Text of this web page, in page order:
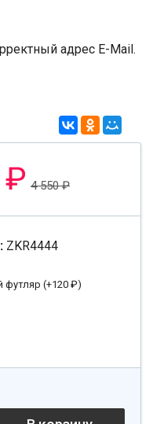
адрес E-Mail.
₽ 4 550₽
ZKR4444
футляр (+120 ₽)